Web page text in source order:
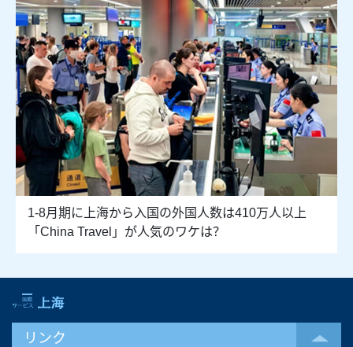
1‐8月期に上海から入国の外国人数は410万人以上
「China Travel」が人気のワケは？
リンク